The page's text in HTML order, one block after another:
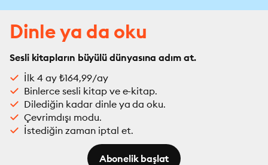
Dinle ya da oku
Sesli kitapların büyülü dünyasına adım at.
İlk 4 ay ₺164,99/ay
Binlerce sesli kitap ve e-kitap.
Dilediğin kadar dinle ya da oku.
Çevrimdışı modu.
İstediğin zaman iptal et.
Abonelik başlat